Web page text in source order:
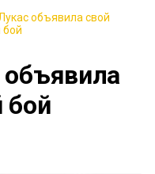
объявила свой
бой
бой